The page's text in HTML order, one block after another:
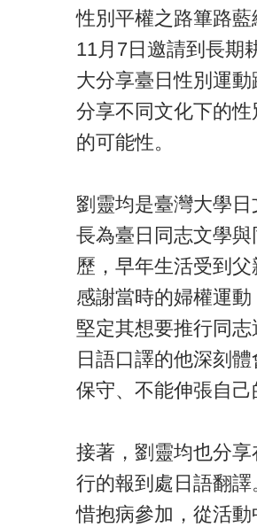
性別平權之路篳路
11月7日邀請到長期
大分享臺日性別運
分享不同文化下的
的可能性。
劉靈均是臺灣大學
長為臺日同志文學
歷，早年生活受到
感謝當時的婦權運
堅定其想要推行同
日語口譯的他深刻
保守、不能伸張自己
接著，劉靈均也分
行的報到處日語翻
惜抱病參加，從活